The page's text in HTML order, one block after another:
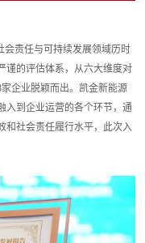
会责任与可持续发展领域历时
谨的评估体系，从六大维度对
企业脱颖而出。凯金新能源
入到企业运营的各个环节，通
和社会责任履行水平，此次入